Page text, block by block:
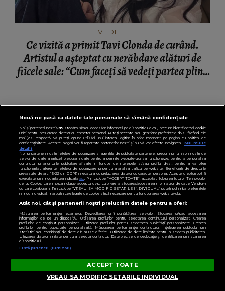
VEDETE
Ce vizită a primit Tavi Clonda de curând.
Artistul a așteptat cu nerăbdare alături de
fiicele sale: “Cum faceți să vedeți partea plină
VEDETE
Ileana Sterp, în lacrimi! Ce a făcut-o pe fiica
Nouă ne pasă ca datele tale personale să rămână confidențiale
Noi și partenerii noștri589stocăm și/sau accesăm informații pe dispozitivul dvs., precum identificatorii cookie
unici pentru prelucrarea datelor cu caracter personal. Puteți accepta sau gestiona preferințele dvs. făcând clic
mai jos, respectiv vă puteți opune utilizării unui interes legitim în orice moment pe pagina cu politica de
confidențialitate. Aceste alegeri vor fi raportate partenerilor noștri și nu vă vor afecta navigarea.
Mai multe
detalii
Noi si partenerii nostri (retelele de socializare si agentiile de publicitate partenere, precum si furnizorii nostri de
servicii de date analitice) prelucram date pentru a permite website-ului sa functioneze, pentru a personaliza
continutul si anunturile publicitare afisate in functie de interesele si/sau profilul dvs., pentru a va oferi
functionalitati aferente retelelor de socializare si pentru a analiza traficul pe website. Beneficiati de drepturile
prevazute de art. 15-22 din GDPR in legatura cu prelucrarea datelor cu caracter personal. Aceste drepturi pot fi
exercitate prin modalitatea indicataaici. Prin click pe “ACCEPT TOATE”, acceptati folosirea tuturor Tehnologiilor
de tip Cookie, care implica inclusiv acceptul dvs. cu privire la stocarea/accesarea informatiilor de catre Vendor-ii
cu care colaboram. Prin click pe “VREAU SA MODIFIC SETARILE INDIVIDUAL” puteti schimba preferintele
in mod individual, mai putin cele legate de cookie strict necesare pentru functionarea website-ului.
Atât noi, cât și partenerii noștri prelucrăm datele pentru a oferi:
Măsurarea performanței reclamelor. Dezvoltarea și îmbunătățirea serviciilor. Stocarea și/sau accesarea
informațiilor de pe un dispozitiv. Utilizarea profilurilor pentru selectarea conținutului personalizat. Crearea
profilurilor de conținut personalizat. Utilizarea profilurilor pentru selectarea publicității personalizate. Crearea
profilurilor pentru publicitate personalizată. Măsurarea performanței conținutului. Înțelegerea publicului prin
statistici sau combinații de date din surse diferite. Utilizarea de date limitate pentru a selecta publicitatea.
Utilizarea datelor limitate pentru a selecta conținutul. Date precise de geolocație și identificarea prin scanarea
dispozitivului.
Listă parteneri (furnizori)
ACCEPT TOATE
VREAU SA MODIFIC SETARILE INDIVIDUAL